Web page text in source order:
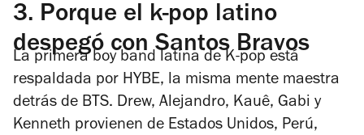
3. Porque el k-pop latino
despegó con Santos Bravos
La primera boy band latina de K-pop está
respaldada por HYBE, la misma mente maestra
detrás de BTS. Drew, Alejandro, Kauê, Gabi y
Kenneth provienen de Estados Unidos, Perú,